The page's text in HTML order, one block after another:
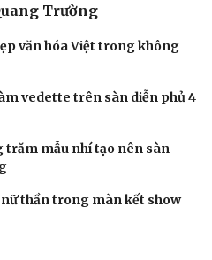
Trường
văn hóa Việt trong không
vedette trên sàn diễn phủ 4
trăm mẫu nhí tạo nên sàn
thần trong màn kết show